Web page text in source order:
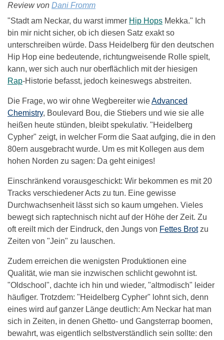
Review von Dani Fromm
"Stadt am Neckar, du warst immer Hip Hops Mekka." Ich
bin mir nicht sicher, ob ich diesen Satz exakt so
unterschreiben würde. Dass Heidelberg für den deutschen
Hip Hop eine bedeutende, richtungweisende Rolle spielt,
kann, wer sich auch nur oberflächlich mit der hiesigen
Rap-Historie befasst, jedoch keineswegs abstreiten.
Die Frage, wo wir ohne Wegbereiter wieAdvanced
Chemistry, Boulevard Bou, die Stiebers und wie sie alle
heißen heute stünden, bleibt spekulativ. "Heidelberg
Cypher" zeigt, in welcher Form die Saat aufging, die in den
80ern ausgebracht wurde. Um es mit Kollegen aus dem
hohen Norden zu sagen: Da geht einiges!
Einschränkend vorausgeschickt: Wir bekommen es mit 20
Tracks verschiedener Acts zu tun. Eine gewisse
Durchwachsenheit lässt sich so kaum umgehen. Vieles
bewegt sich raptechnisch nicht auf der Höhe der Zeit. Zu
oft ereilt mich der Eindruck, den Jungs von Fettes Brotzu
Zeiten von "Jein" zu lauschen.
Zudem erreichen die wenigsten Produktionen eine
Qualität, wie man sie inzwischen schlicht gewohnt ist.
"Oldschool", dachte ich hin und wieder, "altmodisch" leider
häufiger. Trotzdem: "Heidelberg Cypher" lohnt sich, denn
eines wird auf ganzer Länge deutlich: Am Neckar hat man
sich in Zeiten, in denen Ghetto- und Gangsterrap boomen,
bewahrt, was eigentlich selbstverständlich sein sollte: den